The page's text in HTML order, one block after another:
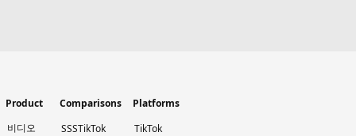
Product
비디오
Comparisons
SSSTikTok
Platforms
TikTok